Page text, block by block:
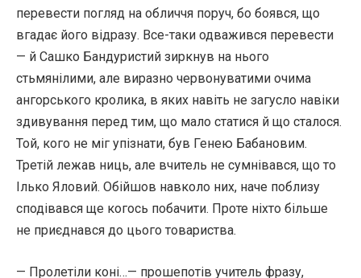
перевести погляд на обличчя поруч, бо боявся, що
вгадає його відразу. Все-таки одважився перевести
— й Сашко Бандуристий зиркнув на нього
стьмянілими, але виразно червонуватими очима
ангорського кролика, в яких навіть не загусло навіки
здивування перед тим, що мало статися й що сталося.
Той, кого не міг упізнати, був Генею Бабановим.
Третій лежав ниць, але вчитель не сумнівався, що то
Ілько Яловий. Обійшов навколо них, наче поблизу
сподівався ще когось побачити. Проте ніхто більше
не приєднався до цього товариства.
— Пролетіли коні…— прошепотів учитель фразу,